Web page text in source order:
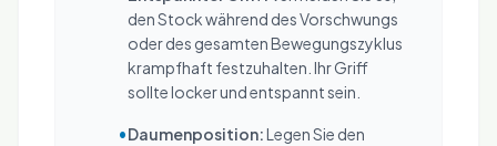
den Stock während des Vorschwungs
oder des gesamten Bewegungszyklus
krampfhaft festzuhalten. Ihr Griff
sollte locker und entspannt sein.
•Daumenposition:Legen Sie den